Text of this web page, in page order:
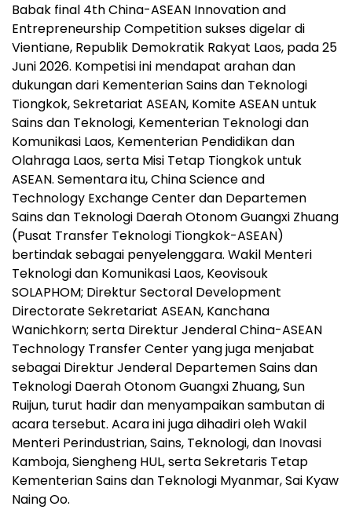
Babak final 4th China-ASEAN Innovation and
Entrepreneurship Competition sukses digelar di
Vientiane, Republik Demokratik Rakyat Laos, pada 25
Juni 2026. Kompetisi ini mendapat arahan dan
dukungan dari Kementerian Sains dan Teknologi
Tiongkok, Sekretariat ASEAN, Komite ASEAN untuk
Sains dan Teknologi, Kementerian Teknologi dan
Komunikasi Laos, Kementerian Pendidikan dan
Olahraga Laos, serta Misi Tetap Tiongkok untuk
ASEAN. Sementara itu, China Science and
Technology Exchange Center dan Departemen
Sains dan Teknologi Daerah Otonom Guangxi Zhuang
(Pusat Transfer Teknologi Tiongkok-ASEAN)
bertindak sebagai penyelenggara. Wakil Menteri
Teknologi dan Komunikasi Laos, Keovisouk
SOLAPHOM; Direktur Sectoral Development
Directorate Sekretariat ASEAN, Kanchana
Wanichkorn; serta Direktur Jenderal China-ASEAN
Technology Transfer Center yang juga menjabat
sebagai Direktur Jenderal Departemen Sains dan
Teknologi Daerah Otonom Guangxi Zhuang, Sun
Ruijun, turut hadir dan menyampaikan sambutan di
acara tersebut. Acara ini juga dihadiri oleh Wakil
Menteri Perindustrian, Sains, Teknologi, dan Inovasi
Kamboja, Siengheng HUL, serta Sekretaris Tetap
Kementerian Sains dan Teknologi Myanmar, Sai Kyaw
Naing Oo.